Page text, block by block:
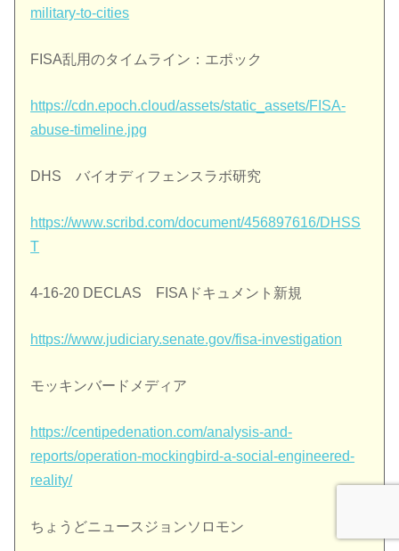
military-to-cities
FISA乱用のタイムライン：エポック
https://cdn.epoch.cloud/assets/static_assets/FISA-
abuse-timeline.jpg
DHS バイオディフェンスラボ研究
https://www.scribd.com/document/456897616/DHSS
T
4-16-20 DECLAS FISAドキュメント新規
https://www.judiciary.senate.gov/fisa-investigation
モッキンバードメディア
https://centipedenation.com/analysis-and-
reports/operation-mockingbird-a-social-engineered-
reality/
ちょうどニュースジョンソロモン